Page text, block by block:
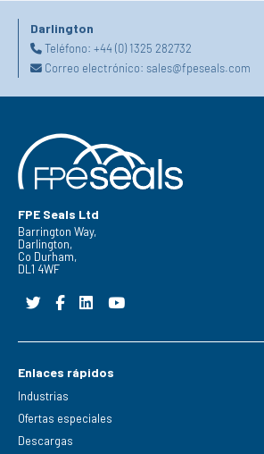
Darlington
Teléfono: +44 (0) 1325 282732
Correo electrónico: sales@fpeseals.com
FPE Seals Ltd
Barrington Way,
Darlington,
Co Durham,
DL1 4WF
Enlaces rápidos
Industrias
Ofertas especiales
Descargas